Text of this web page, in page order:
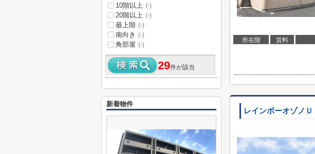
所在階 賃料
レインボーオゾノＵ
10階以上 (-)
20階以上 (-)
最上階 (-)
南向き (-)
角部屋 (-)
29件が該当
新着物件